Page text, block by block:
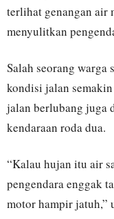
terlihat genangan air
menyulitkan
Salah seorang warga
kondisi jalan
jalan berlubang juga
kendaraan roda dua.
“Kalau hujan itu air
pengendara enggak
motor hampir